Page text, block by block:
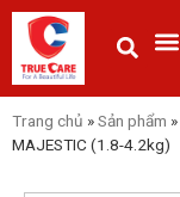
Trang chủ »Sản phẩm »
MAJESTIC (1.8-4.2kg)